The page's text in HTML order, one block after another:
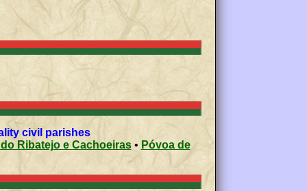
civil parishes
Ribatejo e Cachoeiras• Póvoa de